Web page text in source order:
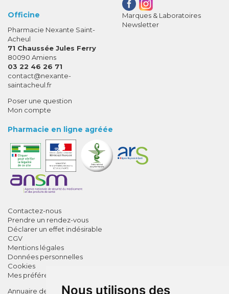
Nous utilisons des
Officine
Pharmacie Nexante Saint-
Acheul
71 Chaussée Jules Ferry
80090 Amiens
03 22 46 26 71
contact-
@-
nexante-
saintacheul.fr
Poser une question
Mon compte
Marques & Laboratoires
Newsletter
Pharmacie en ligne agréée
Contactez-nous
Prendre un rendez-vous
Déclarer un effet indésirable
CGV
Mentions légales
Données personnelles
Cookies
Mes préférences Cookies
Annuaire des pharmacies